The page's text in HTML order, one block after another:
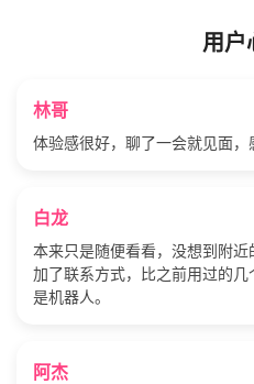
用户
林哥
体验感很好，聊了一会就见面
白龙
本来只是随便看看，没想到附
加了联系方式，比之前用过的
是机器人。
阿杰